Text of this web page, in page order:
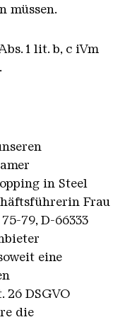
müssen.
1 lit. b, c iVm
in Steel
Frau
79, D-66333
eine
DSGVO
die